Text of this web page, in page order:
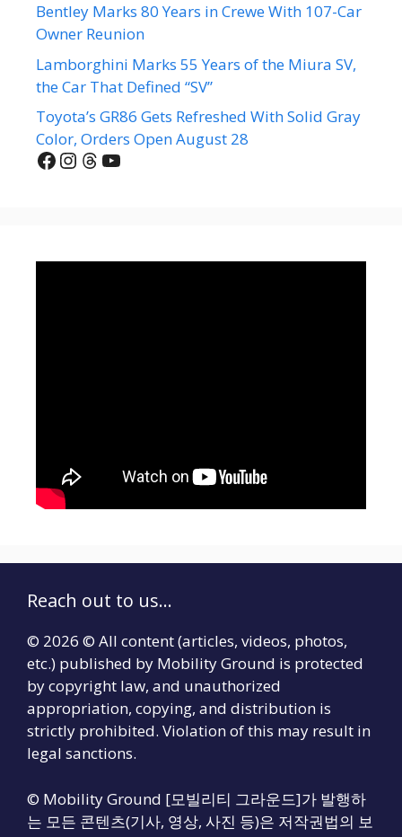
Bentley Marks 80 Years in Crewe With 107-Car
Owner Reunion
Lamborghini Marks 55 Years of the Miura SV,
the Car That Defined “SV”
Toyota’s GR86 Gets Refreshed With Solid Gray
Color, Orders Open August 28
Facebook
Instagram
Threads
YouTube
Reach out to us...
© 2026 © All content (articles, videos, photos,
etc.) published by Mobility Ground is protected
by copyright law, and unauthorized
appropriation, copying, and distribution is
strictly prohibited. Violation of this may result in
legal sanctions.
© Mobility Ground [모빌리티 그라운드]가 발행하
는 모든 콘텐츠(기사, 영상, 사진 등)은 저작권법의 보